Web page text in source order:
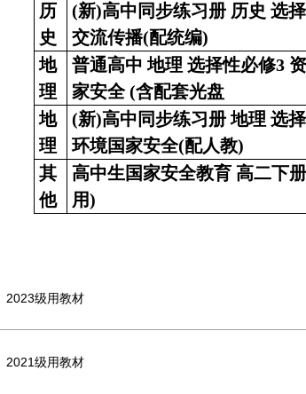
历
史
(新)高中同步练习册 历史 选
交流传播(配统编)
地
理
普通高中 地理 选择性必修3
家安全 (含配套光盘
地
理
(新)高中同步练习册 地理 选
环境国家安全(配人教)
其
他
高中生国家安全教育 高二下
用)
2023级用教材
2021级用教材